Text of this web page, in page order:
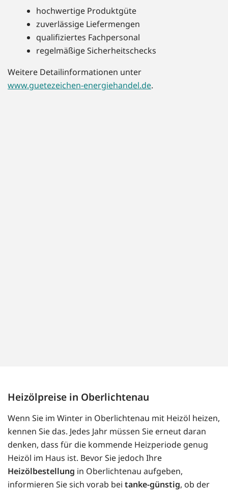
hochwertige Produktgüte
zuverlässige Liefermengen
qualifiziertes Fachpersonal
regelmäßige Sicherheitschecks
Weitere Detailinformationen unter
www.guetezeichen-energiehandel.de.
Heizölpreise in Oberlichtenau
Wenn Sie im Winter in Oberlichtenau mit Heizöl heizen,
kennen Sie das. Jedes Jahr müssen Sie erneut daran
denken, dass für die kommende Heizperiode genug
Heizöl im Haus ist. Bevor Sie jedoch Ihre
Heizölbestellung in Oberlichtenau aufgeben,
informieren Sie sich vorab bei tanke-günstig, ob der